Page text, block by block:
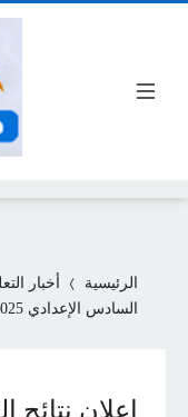
الرئيسية أخبار
السادس الإعدادي 2025 على المنصة الرسمية
إعلان